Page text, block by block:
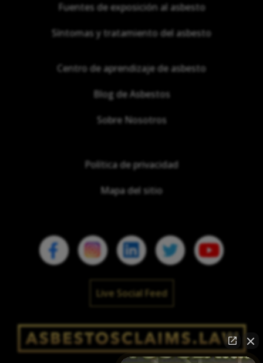
Fuentes de exposición al asbesto
Síntomas y tratamiento del asbesto
Centro de aprendizaje de asbesto
Blog de Asbestos
Sobre Nosotros
Política de privacidad
Mapa del sitio
Live Social Feed